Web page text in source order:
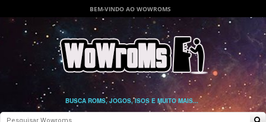
BEM-VINDO AO WOWROMS
BUSCA ROMS, JOGOS, ISOS E MUITO MAIS...